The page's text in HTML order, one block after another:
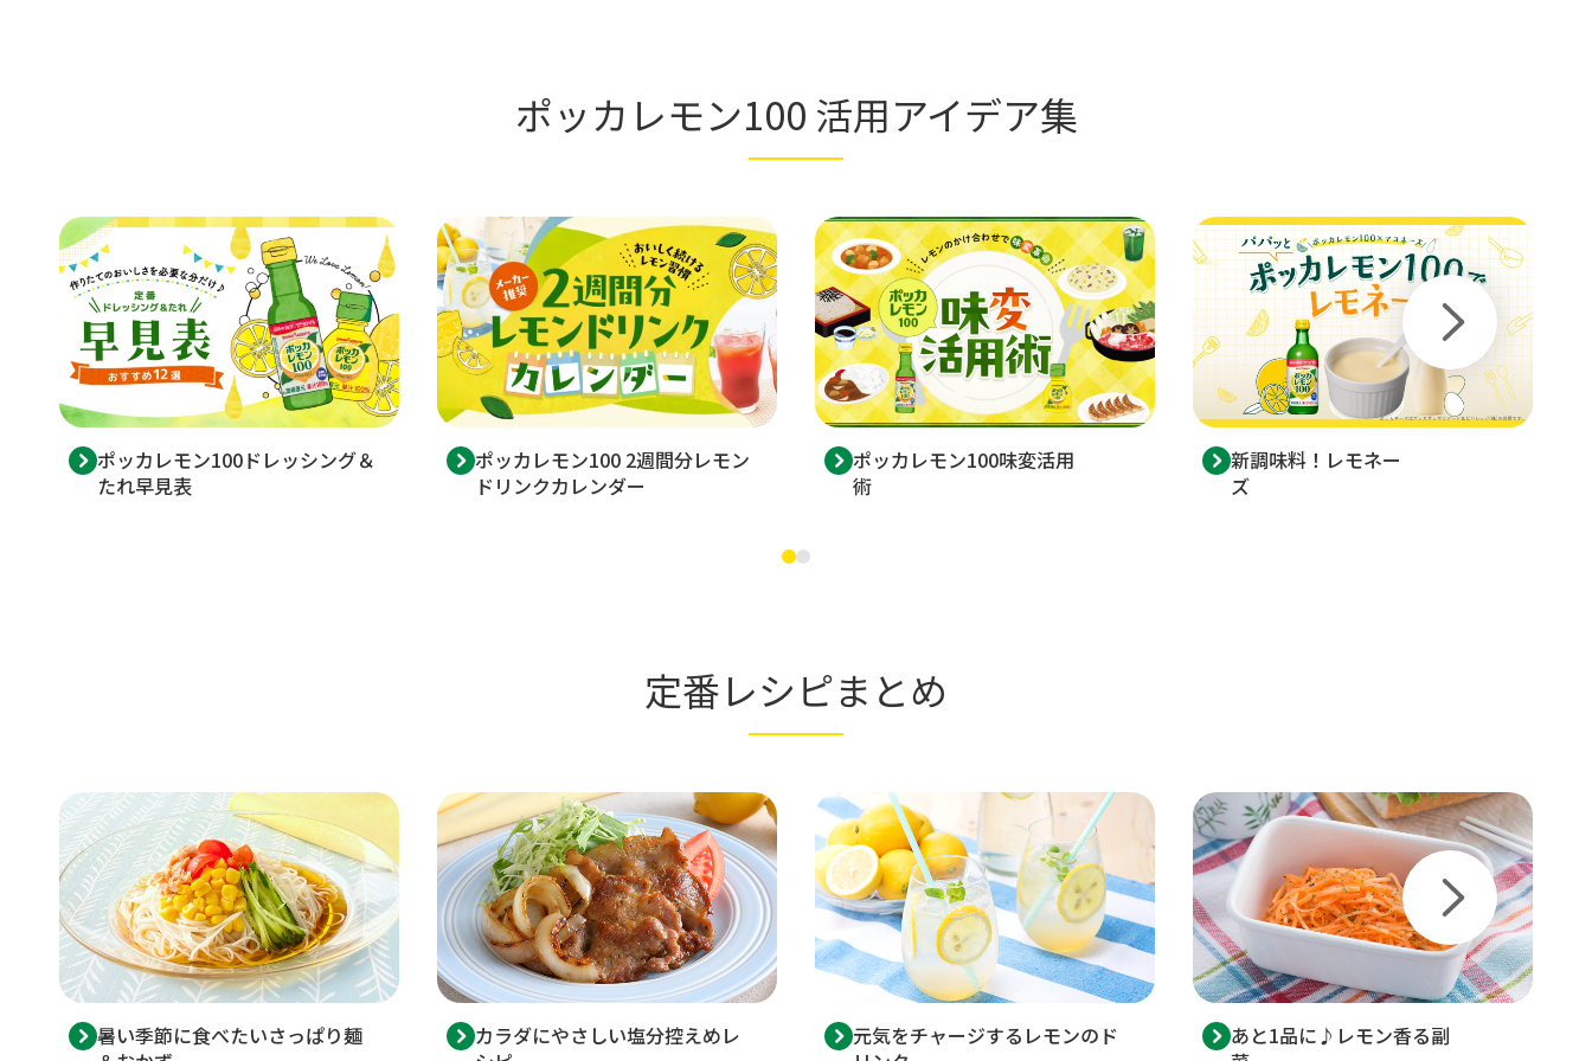
ポッカレモン100 活用アイデア集
ポッカレモン100ドレッシング＆
たれ早見表
ポッカレモン100 2週間分レモン
ドリンクカレンダー
ポッカレモン100味変活用
術
新調味料！レモネー
ズ
定番レシピまとめ
暑い季節に食べたいさっぱり麺
カラダにやさしい塩分控えめレ
元気をチャージするレモンのド
あと1品に♪レモン香る副